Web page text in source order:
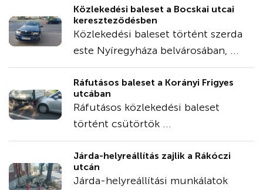
Közlekedési baleset a Bocskai utcai
kereszteződésben
Közlekedési baleset történt szerda
este Nyíregyháza belvárosában, ...
Ráfutásos baleset a Korányi Frigyes
utcában
Ráfutásos közlekedési baleset
történt csütörtök ...
Járda-helyreállítás zajlik a Rákóczi
utcán
Járda-helyreállítási munkálatok